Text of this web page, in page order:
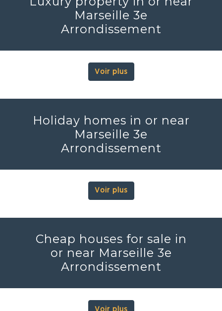
Marseille 3e
Arrondissement
Voir plus
Holiday homes in or near
Marseille 3e
Arrondissement
Voir plus
Cheap houses for sale in
or near Marseille 3e
Arrondissement